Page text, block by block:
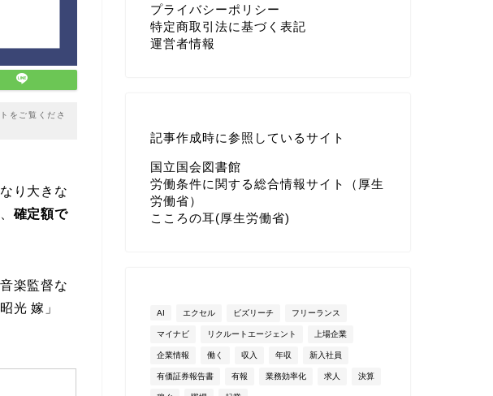
をご覧くださ
り大きな
確定額で
楽監督な
光 嫁」
プライバシーポリシー
特定商取引法に基づく表記
運営者情報
記事作成時に参照しているサイト
国立国会図書館
労働条件に関する総合情報サイト（厚生
労働省）
こころの耳(厚生労働省)
AI エクセル ビズリーチ フリーランス
マイナビ リクルートエージェント 上場企業
企業情報 働く 収入 年収 新入社員
有価証券報告書 有報 業務効率化 求人 決算